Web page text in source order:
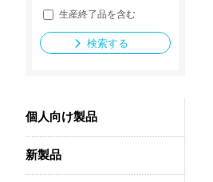
法人向け製品
生産終了品を含む
検索する
個人向け製品
新製品